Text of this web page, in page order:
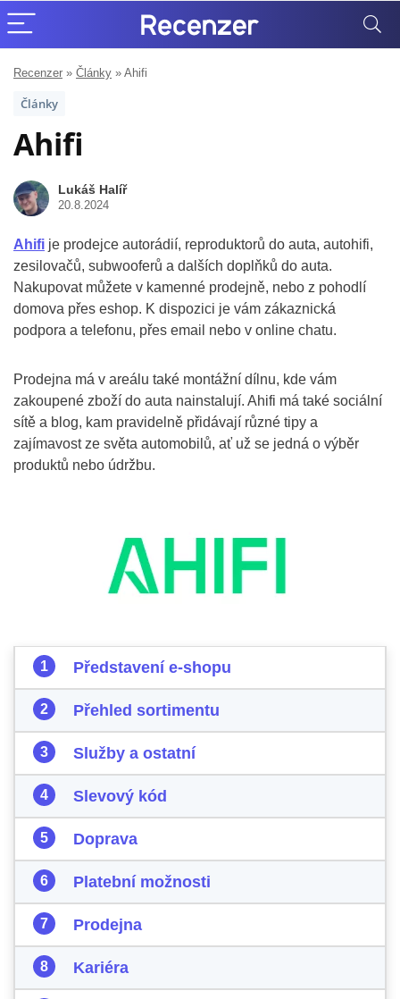
Recenzer » Články » Ahifi
Články
Ahifi
Lukáš Halíř
20.8.2024
Ahifi je prodejce autorádií, reproduktorů do auta, autohifi,
zesilovačů, subwooferů a dalších doplňků do auta.
Nakupovat můžete v kamenné prodejně, nebo z pohodlí
domova přes eshop. K dispozici je vám zákaznická
podpora a telefonu, přes email nebo v online chatu.
Prodejna má v areálu také montážní dílnu, kde vám
zakoupené zboží do auta nainstalují. Ahifi má také sociální
sítě a blog, kam pravidelně přidávají různé tipy a
zajímavost ze světa automobilů, ať už se jedná o výběr
produktů nebo údržbu.
Představení e-shopu
Přehled sortimentu
Služby a ostatní
Slevový kód
Doprava
Platební možnosti
Prodejna
Kariéra